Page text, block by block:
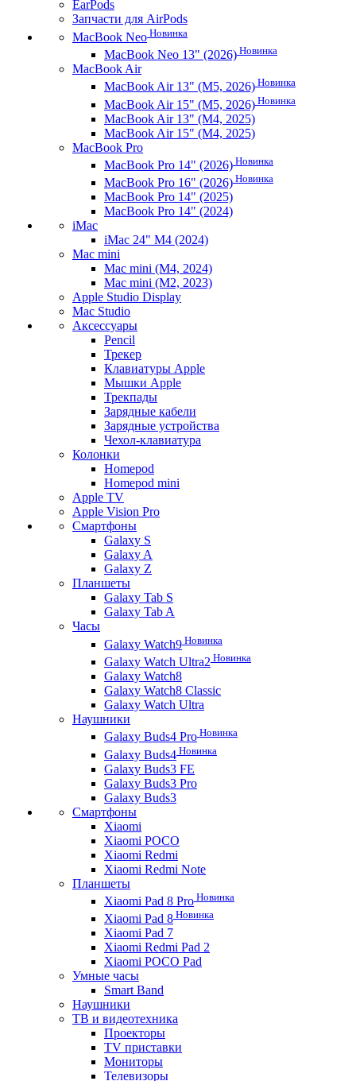
EarPods
Запчасти для AirPods
MacBook Neo Новинка
MacBook Neo 13" (2026) Новинка
MacBook Air
MacBook Air 13" (M5, 2026) Новинка
MacBook Air 15" (M5, 2026) Новинка
MacBook Air 13" (M4, 2025)
MacBook Air 15" (M4, 2025)
MacBook Pro
MacBook Pro 14" (2026) Новинка
MacBook Pro 16" (2026) Новинка
MacBook Pro 14" (2025)
MacBook Pro 14" (2024)
iMac
iMac 24" M4 (2024)
Mac mini
Mac mini (M4, 2024)
Mac mini (M2, 2023)
Apple Studio Display
Mac Studio
Аксессуары
Pencil
Трекер
Клавиатуры Apple
Мышки Apple
Трекпады
Зарядные кабели
Зарядные устройства
Чехол-клавиатура
Колонки
Homepod
Homepod mini
Apple TV
Apple Vision Pro
Смартфоны
Galaxy S
Galaxy A
Galaxy Z
Планшеты
Galaxy Tab S
Galaxy Tab A
Часы
Galaxy Watch9 Новинка
Galaxy Watch Ultra2 Новинка
Galaxy Watch8
Galaxy Watch8 Classic
Galaxy Watch Ultra
Наушники
Galaxy Buds4 Pro Новинка
Galaxy Buds4 Новинка
Galaxy Buds3 FE
Galaxy Buds3 Pro
Galaxy Buds3
Смартфоны
Xiaomi
Xiaomi POCO
Xiaomi Redmi
Xiaomi Redmi Note
Планшеты
Xiaomi Pad 8 Pro Новинка
Xiaomi Pad 8 Новинка
Xiaomi Pad 7
Xiaomi Redmi Pad 2
Xiaomi POCO Pad
Умные часы
Smart Band
Наушники
ТВ и видеотехника
Проекторы
TV приставки
Мониторы
Телевизоры